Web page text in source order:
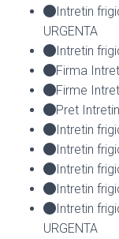
Intretin
URGENTA
Intretin
Firma
Firme
Pret
Intretin
Intretin
Intretin
Intretin
Intretin
URGENTA